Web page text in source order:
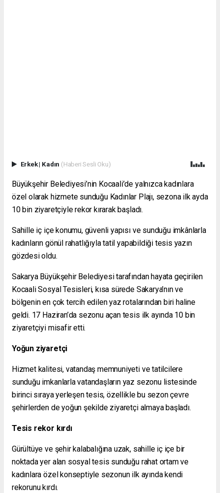
Erkek| Kadın (Haberi Sesli Oku)
Büyükşehir Belediyesi’nin Kocaali’de yalnızca kadınlara
özel olarak hizmete sunduğu Kadınlar Plajı, sezona ilk ayda
10 bin ziyaretçiyle rekor kırarak başladı.
Sahille iç içe konumu, güvenli yapısı ve sunduğu imkânlarla
kadınların gönül rahatlığıyla tatil yapabildiği tesis yazın
gözdesi oldu.
Sakarya Büyükşehir Belediyesi tarafından hayata geçirilen
Kocaali Sosyal Tesisleri, kısa sürede Sakarya’nın ve
bölgenin en çok tercih edilen yaz rotalarından biri haline
geldi. 17 Haziran’da sezonu açan tesis ilk ayında 10 bin
ziyaretçiyi misafir etti.
Yoğun ziyaretçi
Hizmet kalitesi, vatandaş memnuniyeti ve tatilcilere
sunduğu imkanlarla vatandaşların yaz sezonu listesinde
birinci sıraya yerleşen tesis, özellikle bu sezon çevre
şehirlerden de yoğun şekilde ziyaretçi almaya başladı.
Tesis rekor kırdı
Gürültüye ve şehir kalabalığına uzak, sahille iç içe bir
noktada yer alan sosyal tesis sunduğu rahat ortam ve
kadınlara özel konseptiyle sezonun ilk ayında kendi
rekorunu kırdı.